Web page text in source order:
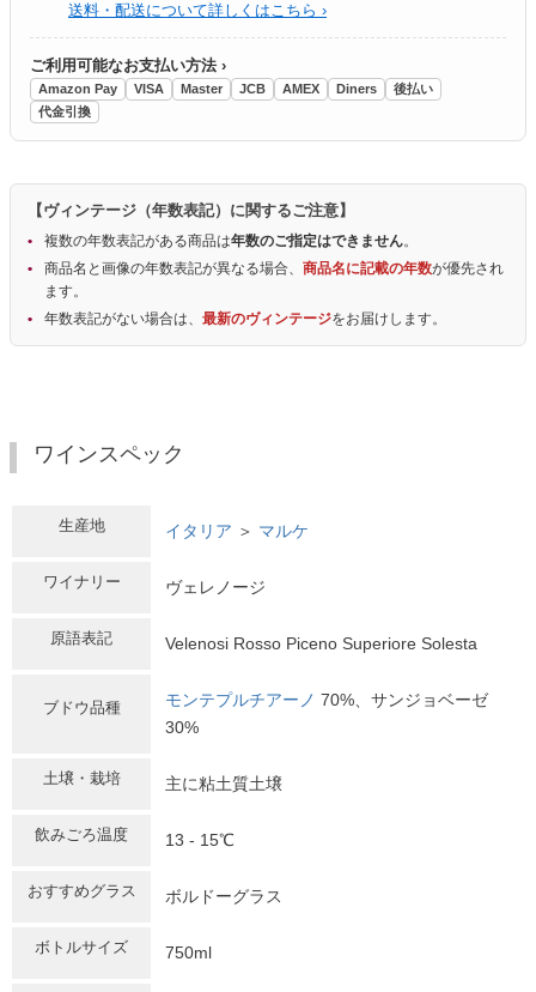
送料・配送について詳しくはこちら ›
ご利用可能なお支払い方法 ›
Amazon Pay VISA Master JCB AMEX Diners
後払い
代金引換
【ヴィンテージ（年数表記）に関するご注意】
複数の年数表記がある商品は年数のご指定はできません。
商品名と画像の年数表記が異なる場合、 商品名に記載の年数が優先され
ます。
年数表記がない場合は、 最新のヴィンテージをお届けします。
ワインスペック
生産地 イタリア ＞ マルケ
ワイナリー ヴェレノージ
原語表記 Velenosi Rosso Piceno Superiore Solesta
ブドウ品種 モンテプルチアーノ 70%、サンジョベーゼ
30%
土壌・栽培 主に粘土質土壌
飲みごろ温度 13 - 15℃
おすすめグラス ボルドーグラス
ボトルサイズ 750ml